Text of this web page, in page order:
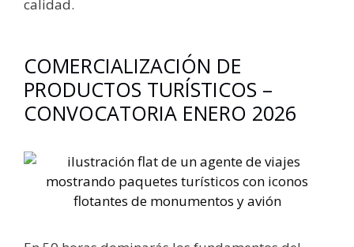
calidad.
COMERCIALIZACIÓN DE
PRODUCTOS TURÍSTICOS –
CONVOCATORIA ENERO 2026